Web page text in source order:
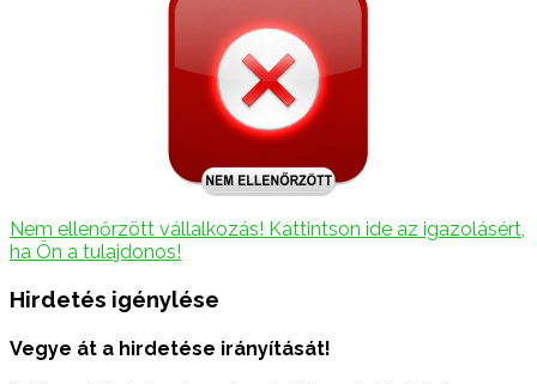
Nem ellenőrzött vállalkozás! Kattintson ide az igazolásért,
ha Ön a tulajdonos!
Hirdetés igénylése
Vegye át a hirdetése irányítását!